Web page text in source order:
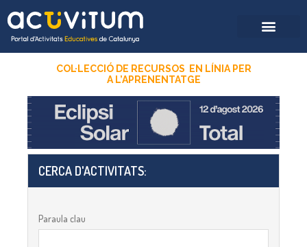
COL·LECCIÓ DE RECURSOS EN LÍNIA PER
AL’APRENENTATGE
CERCA D'ACTIVITATS:​
Paraula clau